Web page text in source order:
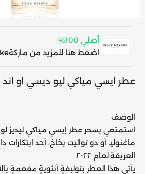
أصلي 100%
اضغط هنا للمزيد من ماركة
عطر ايسي مياكي ليو ديسي او اند
الوصف
استمتعي بسحر عطر إيسي مياكي ليديز
ماغنوليا أو دو تواليت بخاخ، أحد ابتكارات دار
العريقة لعام ٢٠٢٢.
يأتي هذا العطر بتوليفةٍ أنثويةٍ مفعمةٍ